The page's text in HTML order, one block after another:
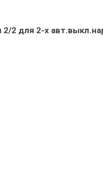
2 для 2-х